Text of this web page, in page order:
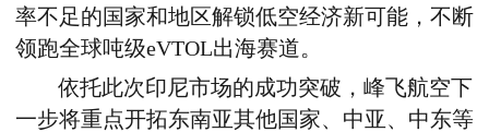
率不足的国家和地区解锁低空经济新可能，不断
领跑全球吨级eVTOL出海赛道。
依托此次印尼市场的成功突破，峰飞航空下
一步将重点开拓东南亚其他国家、中亚、中东等